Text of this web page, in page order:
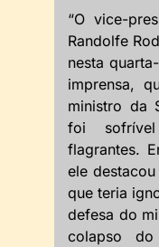
“O vice-
Randolfe
nesta
imprensa,
ministro da
foi
flagrantes.
ele
que teria
defesa do
colapso